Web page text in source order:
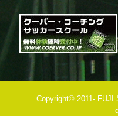
Copyright© 2011- FUJI